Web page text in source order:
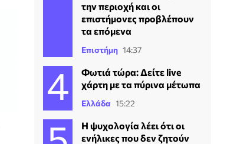
την περιοχή και οι
επιστήμονες προβλέπουν
τα επόμενα
Επιστήμη 14:37
Φωτιά τώρα: Δείτε live
χάρτη με τα πύρινα μέτωπα
Ελλάδα 15:22
Η ψυχολογία λέει ότι οι
ενήλικες που δεν ζητούν